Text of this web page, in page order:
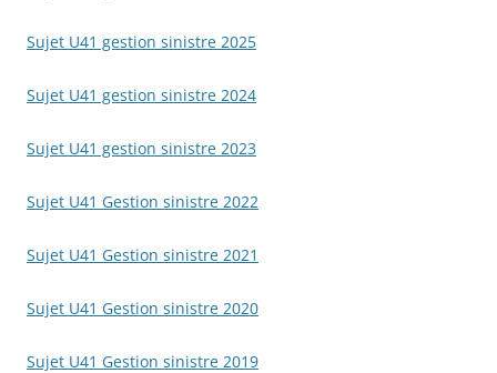
Sujet U41 gestion sinistre 2025
Sujet U41 gestion sinistre 2024
Sujet U41 gestion sinistre 2023
Sujet U41 Gestion sinistre 2022
Sujet U41 Gestion sinistre 2021
Sujet U41 Gestion sinistre 2020
Sujet U41 Gestion sinistre 2019